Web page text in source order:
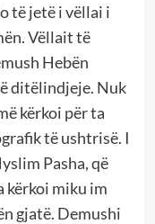
të jetë i vëllai i
Vëllait të
Hebën
ditëlindjeje. Nuk
kërkoi për ta
të ushtrisë. I
Pasha, që
kërkoi miku im
gjatë. Demushi